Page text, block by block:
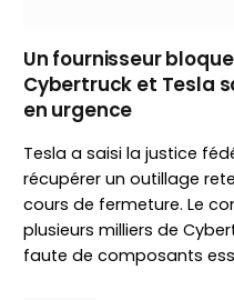
Un fournisseur
Cybertruck et Tesla
en urgence
Tesla a saisi la justice
récupérer un outillage
cours de fermeture. Le
plusieurs milliers de
faute de composants